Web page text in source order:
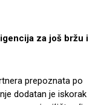
za još bržu i
prepoznata po
dodatan je iskorak